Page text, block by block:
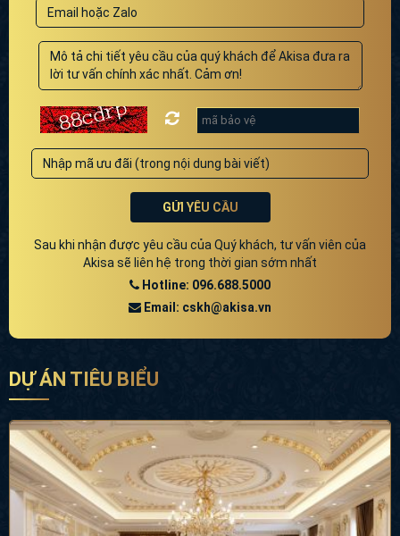
GỬI YÊU CẦU
Sau khi nhận được yêu cầu của Quý khách, tư vấn viên của
Akisa sẽ liên hệ trong thời gian sớm nhất
Hotline: 096.688.5000
Email: cskh@akisa.vn
DỰ ÁN TIÊU BIỂU